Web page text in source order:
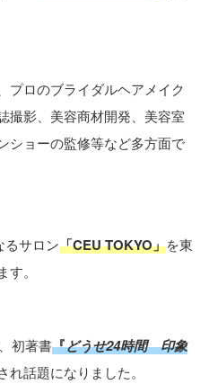
プロのブライダルヘアメイク
撮影、美容商材開発、美容室
ショーの監修等など多方面で
るサロン「CEU TOKYO」を東
。
初著書『どうせ24時間 印象
れ話題になりました。